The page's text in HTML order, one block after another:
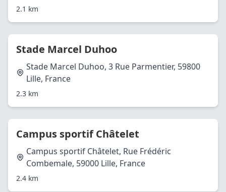
2.1 km
Stade Marcel Duhoo
Stade Marcel Duhoo, 3 Rue Parmentier, 59800
Lille, France
2.3 km
Campus sportif Châtelet
Campus sportif Châtelet, Rue Frédéric
Combemale, 59000 Lille, France
2.4 km